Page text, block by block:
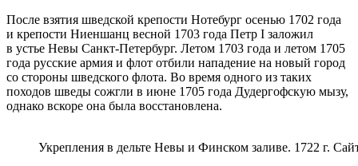
После взятия шведской крепости Нотебург осенью 1702 года
и крепости Ниеншанц весной 1703 года Петр I заложил
в устье Невы Санкт-Петербург. Летом 1703 года и летом 1705
года русские армия и флот отбили нападение на новый город
со стороны шведского флота. Во время одного из таких
походов шведы сожгли в июне 1705 года Дудергофскую мызу,
однако вскоре она была восстановлена.
Укрепления в дельте Невы и Финском заливе. 1722 г.